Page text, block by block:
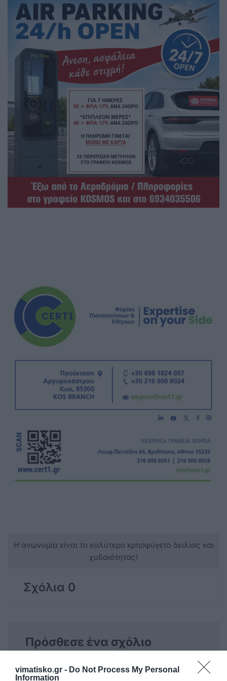
vimatisko.gr - Do Not Process My Personal
Information
Η ανωνυμία είναι το καλύτερο κρησφύγετο δειλίας και
χυδαιότητας!
Σχόλια 0
Πρόσθεσε ένα σχόλιο
ΟΝΟΜΑ